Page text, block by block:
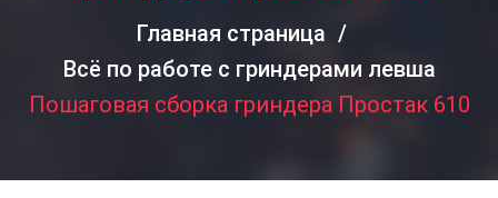
Главная страница
Всё по работе с гриндерами левша
Пошаговая сборка гриндера Простак 610